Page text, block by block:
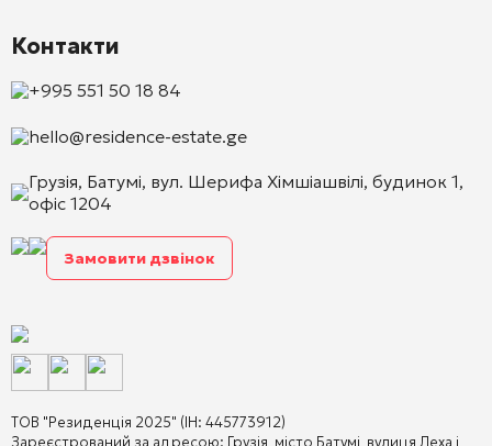
ТОВ "Резиденція 2025" (ІН: 445773912)
Зареєстрований за адресою: Грузія, місто Батумі, вулиця Леха і
Контакти
+995 551 50 18 84
hello@residence-estate.ge
Грузія, Батумі, вул. Шерифа Хімшіашвілі, будинок 1,
офіс 1204
Замовити дзвінок